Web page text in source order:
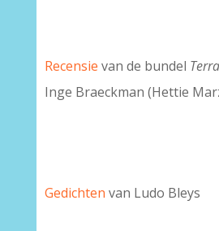
Recensie van de bundel
Inge Braeckman (Hettie
Gedichten van Ludo Bleys